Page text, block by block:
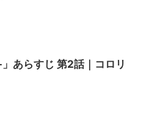
」あらすじ 第2話｜コロリ